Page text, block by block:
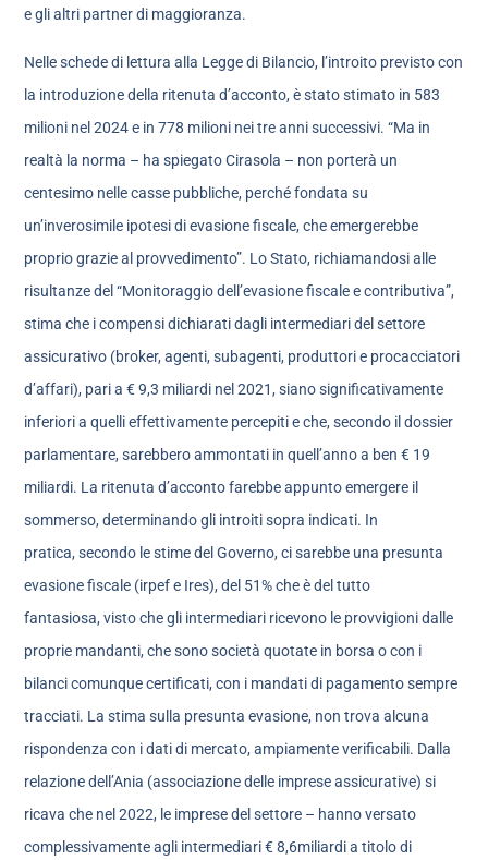
e gli altri partner di maggioranza.
Nelle schede di lettura alla Legge di Bilancio, l’introito previsto con
la introduzione della ritenuta d’acconto, è stato stimato in 583
milioni nel 2024 e in 778 milioni nei tre anni successivi. “Ma in
realtà la norma – ha spiegato Cirasola – non porterà un
centesimo nelle casse pubbliche, perché fondata su
un’inverosimile ipotesi di evasione fiscale, che emergerebbe
proprio grazie al provvedimento”. Lo Stato, richiamandosi alle
risultanze del “Monitoraggio dell’evasione fiscale e contributiva”,
stima che i compensi dichiarati dagli intermediari del settore
assicurativo (broker, agenti, subagenti, produttori e procacciatori
d’affari), pari a € 9,3 miliardi nel 2021, siano significativamente
inferiori a quelli effettivamente percepiti e che, secondo il dossier
parlamentare, sarebbero ammontati in quell’anno a ben € 19
miliardi. La ritenuta d’acconto farebbe appunto emergere il
sommerso, determinando gli introiti sopra indicati. In
pratica, secondo le stime del Governo, ci sarebbe una presunta
evasione fiscale (irpef e Ires), del 51% che è del tutto
fantasiosa, visto che gli intermediari ricevono le provvigioni dalle
proprie mandanti, che sono società quotate in borsa o con i
bilanci comunque certificati, con i mandati di pagamento sempre
tracciati. La stima sulla presunta evasione, non trova alcuna
rispondenza con i dati di mercato, ampiamente verificabili. Dalla
relazione dell’Ania (associazione delle imprese assicurative) si
ricava che nel 2022, le imprese del settore – hanno versato
complessivamente agli intermediari € 8,6miliardi a titolo di